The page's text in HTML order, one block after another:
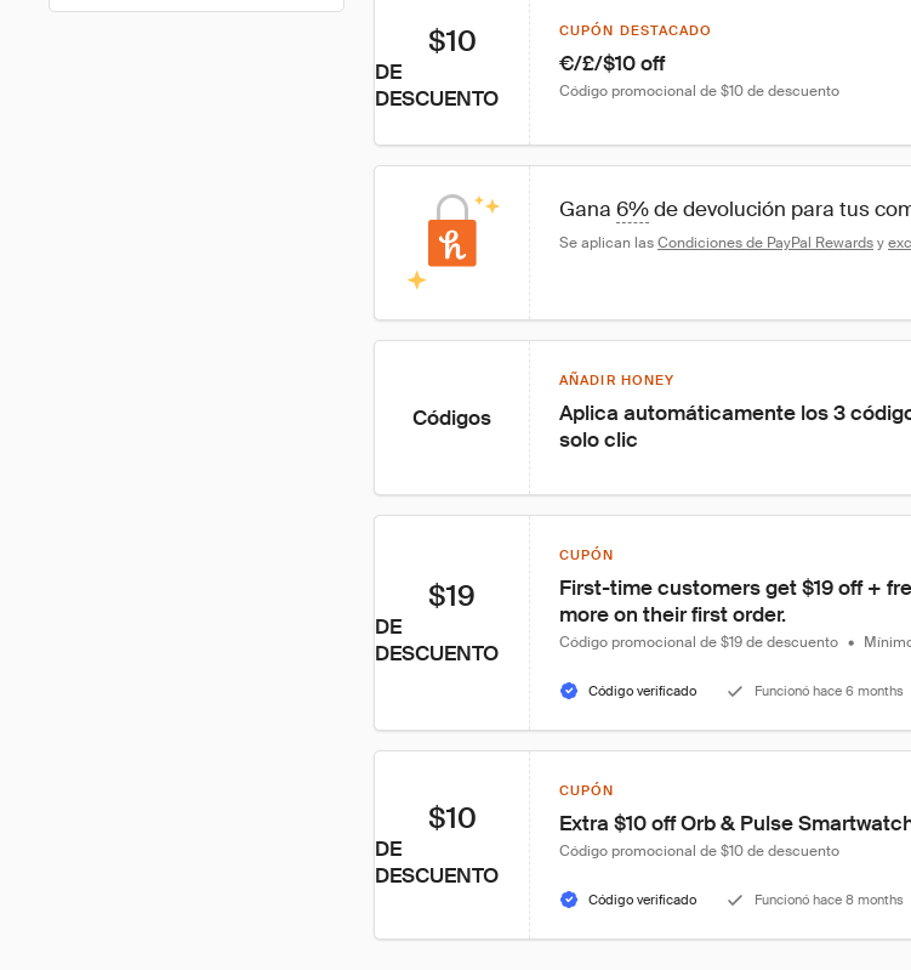
$10
DE
DESCUENTO
CUPÓN DESTACADO
€/£/$10 off
Código promocional de $10 de descuento
Gana 6% de devolución para tus
Se aplican las Condiciones de PayPal Rewards y
Códigos
AÑADIR HONEY
Aplica automáticamente los 3
solo clic
$19
DE
DESCUENTO
CUPÓN
First-time customers get $19 off +
more on their first order.
Código promocional de $19 de descuento •
Código verificado Funcionó hace 6 months
$10
DE
DESCUENTO
CUPÓN
Extra $10 off Orb & Pulse
Código promocional de $10 de descuento
Código verificado Funcionó hace 8 months